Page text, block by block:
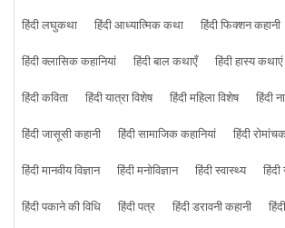
हिंदी लघुकथा हिंदी आध्यात्मिक कथा हिंदी फिक्शन कहानी
हिंदी क्लासिक कहानियां
हिंदी बाल कथाएँ हिंदी हास्य कथाएं
हिंदी कविता
हिंदी यात्रा विशेष हिंदी महिला विशेष हिंदी
हिंदी जासूसी कहानी
हिंदी सामाजिक कहानियां
हिंदी
हिंदी मानवीय विज्ञान
हिंदी मनोविज्ञान हिंदी स्वास्थ्य
हिंदी पकाने की विधि
हिंदी पत्र हिंदी डरावनी कहानी